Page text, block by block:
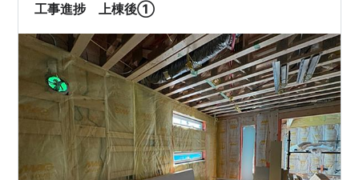
工事進捗 上棟後①